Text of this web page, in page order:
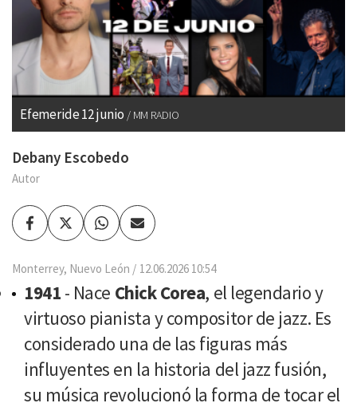
Efemeride 12 junio MM RADIO
Debany Escobedo
Autor
FacebookTwitterWhatsapp
Enviar
por
Monterrey, Nuevo León 12.06.2026 10:54
1941 - Nace Chick Corea, el legendario y
virtuoso pianista y compositor de jazz. Es
considerado una de las figuras más
influyentes en la historia del jazz fusión,
su música revolucionó la forma de tocar el